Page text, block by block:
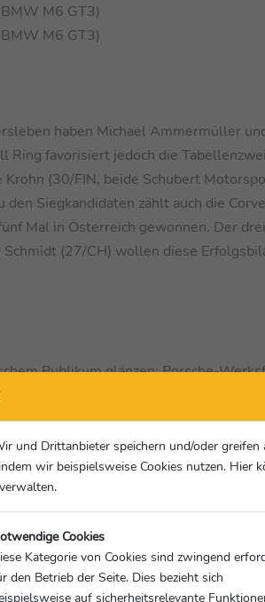
M6 GT3)
M6 GT3)
haben Michael Ammermüller
Ring favorisiert jedoch die
(30/FIN, beide Schubert
Siegkandidaten zählt auch die
Mal in Österreich gewonnen. Der
(27/CH) wollen diese
Publikum glänzen: Porsche-
Motorsport) und Mick Wishofer
Porsche 911 GT3 R. Constantin
Krankenkasse Racing, Clemens
in einem Lamborghini Huracán GT3
Siedler (38/A) steuern den Audi
und Drittanbieter speichern und/oder greifen
wir beispielsweise Cookies nutzen. Hier
Cookies
Kategorie von Cookies sind zwingend
den Betrieb der Seite. Dies bezieht sich
auf sicherheitsrelevante